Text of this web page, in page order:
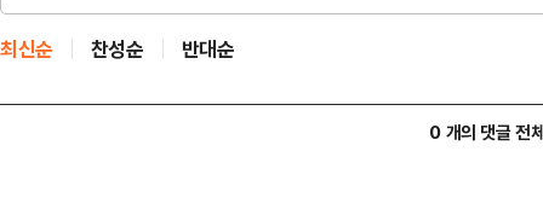
최신순 찬성순 반대순
0 개의 댓글 전